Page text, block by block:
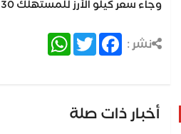
وجاء سعر كيلو الأرز للمستهلك 30 جنيهًا.
نشر : Facebook
Twitter
WhatsApp
أخبار ذات صلة